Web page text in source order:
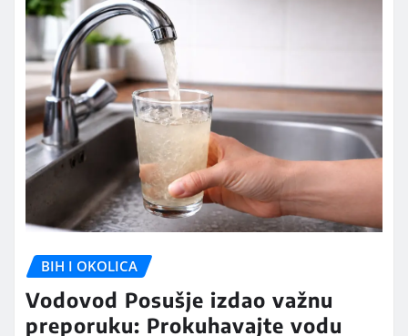
BIH I OKOLICA
Vodovod Posušje izdao važnu
preporuku: Prokuhavajte vodu